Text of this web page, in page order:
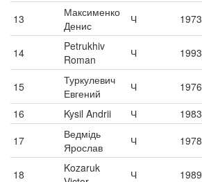
13
Максименко
Денис
Ч 1973
14
Petrukhiv
Roman
Ч 1993
15
Туркулевич
Евгений
Ч 1976
16
Kysil Andrii Ч 1983
17
Ведмідь
Ярослав
Ч 1978
18
Kozaruk
Ч 1989